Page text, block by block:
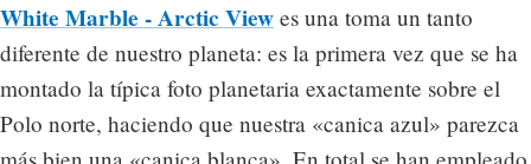
White Marble - Arctic View es una toma un tanto
diferente de nuestro planeta: es la primera vez que se ha
montado la típica foto planetaria exactamente sobre el
Polo norte, haciendo que nuestra «canica azul» parezca